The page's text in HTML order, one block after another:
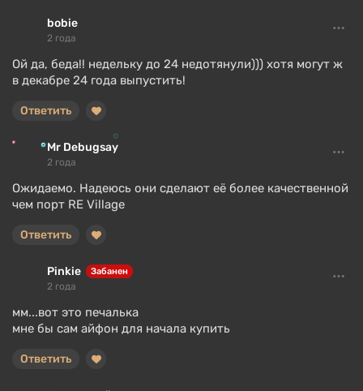
bobie
2 года
Ой да, беда!! недельку до 24 недотянули))) хотя могут ж
в декабре 24 года выпустить!
Ответить
Mr Debugsay
2 года
Ожидаемо. Надеюсь они сделают её более качественной
чем порт RE Village
Ответить
Pinkie Забанен
2 года
мм...вот это печалька
мне бы сам айфон для начала купить
Ответить